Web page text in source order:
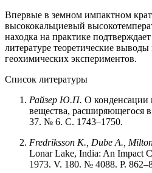
Впервые в земном импактном
высококальциевый
находка на практике
литературе теоретические выводы
геохимических экспериментов.
Список литературы
Райзер Ю.П. О конденсации
вещества, расширяющегося
37. № 6. С. 1743–1750.
Fredriksson K., Dube A.,
Lonar Lake, India: An Impact
1973. V. 180. № 4088. P.